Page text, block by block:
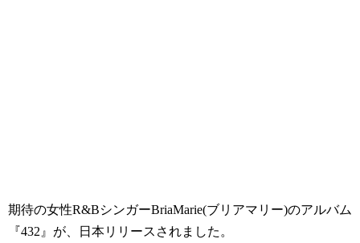
期待の女性R&BシンガーBriaMarie(ブリアマリー)のアルバム
『432』が、日本リリースされました。